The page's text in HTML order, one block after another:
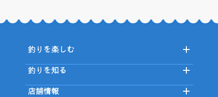
釣りを楽しむ
釣りを知る
店舗情報